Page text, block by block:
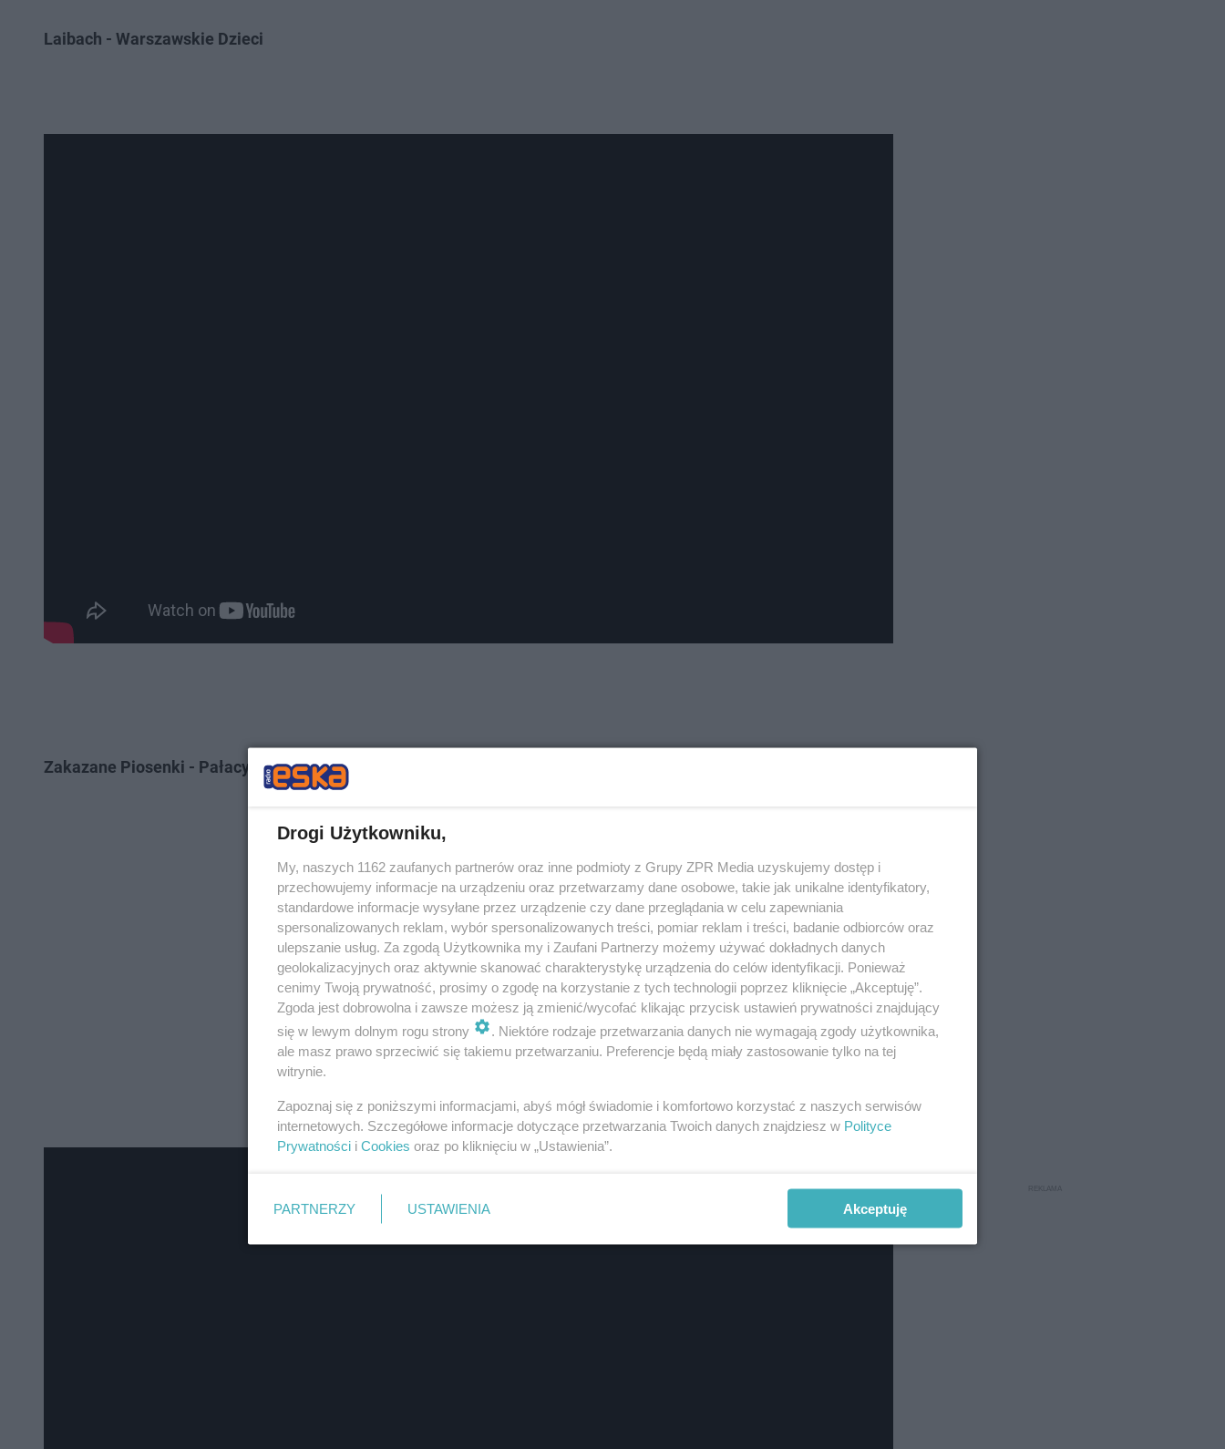
Laibach - Warszawskie Dzieci
Zakazane Piosenki - Pałacyk Michla
Drogi Użytkowniku,
My, naszych 1162 zaufanych partnerów oraz inne podmioty z Grupy ZPR Media uzyskujemy dostęp i
przechowujemy informacje na urządzeniu oraz przetwarzamy dane osobowe, takie jak unikalne identyfikatory,
standardowe informacje wysyłane przez urządzenie czy dane przeglądania w celu zapewniania
spersonalizowanych reklam, wybór spersonalizowanych treści, pomiar reklam i treści, badanie odbiorców oraz
ulepszanie usług. Za zgodą Użytkownika my i Zaufani Partnerzy możemy używać dokładnych danych
geolokalizacyjnych oraz aktywnie skanować charakterystykę urządzenia do celów identyfikacji. Ponieważ
cenimy Twoją prywatność, prosimy o zgodę na korzystanie z tych technologii poprzez kliknięcie „Akceptuję”.
Zgoda jest dobrowolna i zawsze możesz ją zmienić/wycofać klikając przycisk ustawień prywatności znajdujący
się w lewym dolnym rogu strony
. Niektóre rodzaje przetwarzania danych nie wymagają zgody użytkownika,
ale masz prawo sprzeciwić się takiemu przetwarzaniu. Preferencje będą miały zastosowanie tylko na tej
witrynie.
Zapoznaj się z poniższymi informacjami, abyś mógł świadomie i komfortowo korzystać z naszych serwisów
internetowych. Szczegółowe informacje dotyczące przetwarzania Twoich danych znajdziesz w Polityce
Prywatności i Cookies oraz po kliknięciu w „Ustawienia”.
PARTNERZY USTAWIENIA Akceptuję